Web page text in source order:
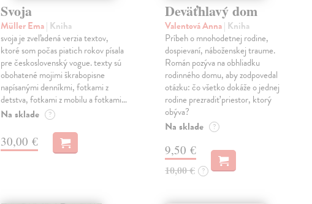
Svoja
Müller Ema| Kniha
svoja je zveľadená verzia textov,
ktoré som počas piatich rokov písala
pre československý vogue. texty sú
obohatené mojimi škrabopisne
napísanými denníkmi, fotkami z
detstva, fotkami z mobilu a fotkami…
Na sklade ?
30,00 €
Deväťhlavý dom
Valentová Anna| Kniha
Príbeh o mnohodetnej rodine,
dospievaní, náboženskej traume.
Román pozýva na obhliadku
rodinného domu, aby zodpovedal
otázku: čo všetko dokáže o jednej
rodine prezradiť priestor, ktorý
obýva?
Na sklade ?
9,50 €
10,00 € ?